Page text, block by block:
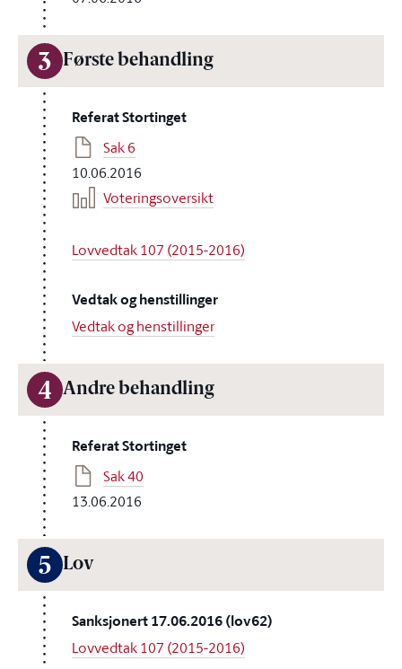
3 Første behandling
Referat Stortinget
Sak 6
10.06.2016
Voteringsoversikt
Lovvedtak 107 (2015-2016)
Vedtak og henstillinger
Vedtak og henstillinger
4 Andre behandling
Referat Stortinget
Sak 40
13.06.2016
5 Lov
Sanksjonert 17.06.2016 (lov62)
Lovvedtak 107 (2015-2016)